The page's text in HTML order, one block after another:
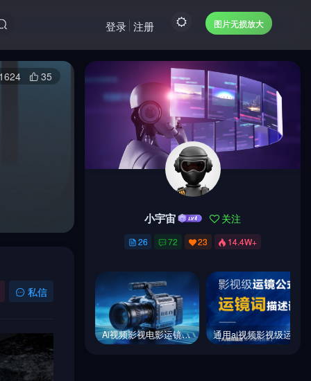
图片无损放大
登录 注册
1624 35
私信
小宇宙 关注
26 72 23 14.4W+
Ai视频影视电影运镜词库镜头表达提示词
小宇宙 关注
26 72 23 14.4W+
Ai视频影视电影运镜词库镜头表达提示词